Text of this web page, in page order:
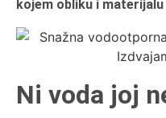
kojem obliku i materijalu
Ni voda joj